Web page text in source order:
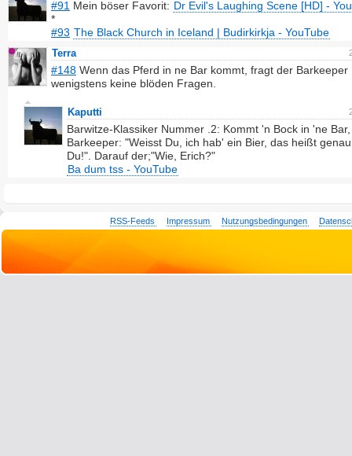
#91 Mein böser Favorit: Dr Evil's Laughing Scene [HD] -
*
#93 The Black Church in Iceland | Budirkirkja - YouTube
Terra
#148 Wenn das Pferd in ne Bar kommt, fragt der Barkeeper
wenigstens keine blöden Fragen.
Kaputti
Barwitze-Klassiker Nummer .2: Kommt 'n Bock in 'ne
Barkeeper: "Weisst Du, ich hab' ein Bier, das heißt
Du!". Darauf der;"Wie, Erich?"
Ba dum tss - YouTube
RSS-Feeds Impressum Nutzungsbedingungen